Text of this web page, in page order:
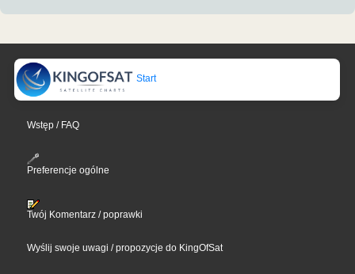
Start
Wstęp / FAQ
Preferencje ogólne
Twój Komentarz / poprawki
Wyślij swoje uwagi / propozycje do KingOfSat